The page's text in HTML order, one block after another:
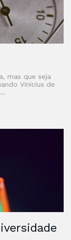
mas que seja
Vinícius de
…